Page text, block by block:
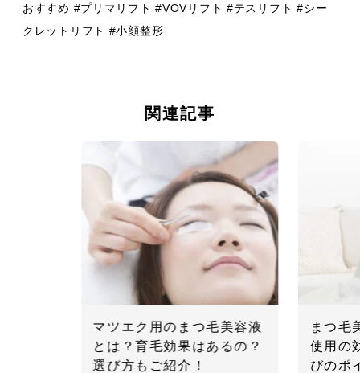
おすすめ #プリマリフト #VOVリフト #テスリフト #シー
クレットリフト #小顔整形
関連記事
マツエク用のまつ毛美容液
とは？育毛効果はあるの？
選び方もご紹介！
まつ毛
使用の
びのポ